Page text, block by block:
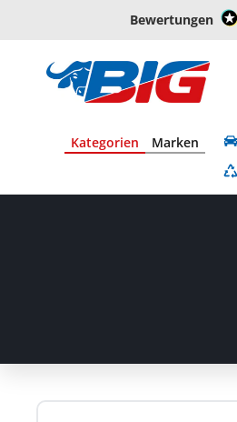
Bewertungen
Batterie-
Industrie-
Kategorien Marken